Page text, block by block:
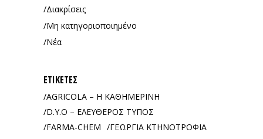
Διακρίσεις
Μη κατηγοριοποιημένο
Νέα
ΕΤΙΚΈΤΕΣ
AGRICOLA – Η ΚΑΘΗΜΕΡΙΝΗ
D.Y.O – ΕΛΕΥΘΕΡΟΣ ΤΥΠΟΣ
FARMA-CHEM
ΓΕΩΡΓΙΑ ΚΤΗΝΟΤΡΟΦΙΑ